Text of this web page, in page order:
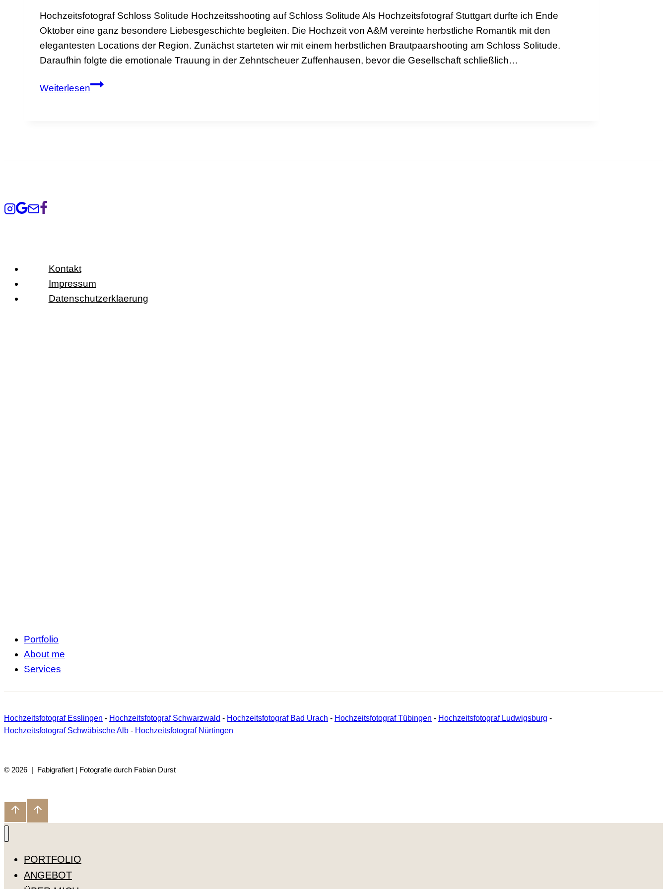
Hochzeitsfotograf Schloss Solitude Hochzeitsshooting auf Schloss Solitude Als Hochzeitsfotograf Stuttgart durfte ich Ende
Oktober eine ganz besondere Liebesgeschichte begleiten. Die Hochzeit von A&M vereinte herbstliche Romantik mit den
elegantesten Locations der Region. Zunächst starteten wir mit einem herbstlichen Brautpaarshooting am Schloss Solitude.
Daraufhin folgte die emotionale Trauung in der Zehntscheuer Zuffenhausen, bevor die Gesellschaft schließlich…
WeiterlesenHochzeit
Kontakt
Impressum
Datenschutzerklaerung
Portfolio
About me
Services
Hochzeitsfotograf Esslingen - Hochzeitsfotograf Schwarzwald - Hochzeitsfotograf Bad Urach - Hochzeitsfotograf Tübingen - Hochzeitsfotograf Ludwigsburg -
Hochzeitsfotograf Schwäbische Alb - Hochzeitsfotograf Nürtingen
© 2026 | Fabigrafiert | Fotografie durch Fabian Durst
PORTFOLIO
ANGEBOT